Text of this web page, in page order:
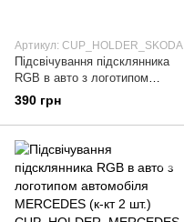
Артикул: CUP_HOLDER_SKODA
Підсвічування підсклянника
RGB в авто з логотипом
автомобіля SKODA (к-кт 2 шт.)
390 грн